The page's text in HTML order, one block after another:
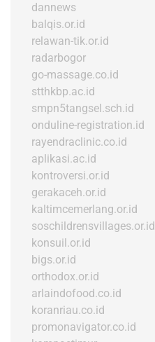
dannews
balqis.or.id
relawan-tik.or.id
radarbogor
go-massage.co.id
stthkbp.ac.id
smpn5tangsel.sch.id
onduline-registration.id
rayendraclinic.co.id
aplikasi.ac.id
kontroversi.or.id
gerakaceh.or.id
kaltimcemerlang.or.id
soschildrensvillages.or.id
konsuil.or.id
bigs.or.id
orthodox.or.id
arlaindofood.co.id
koranriau.co.id
promonavigator.co.id